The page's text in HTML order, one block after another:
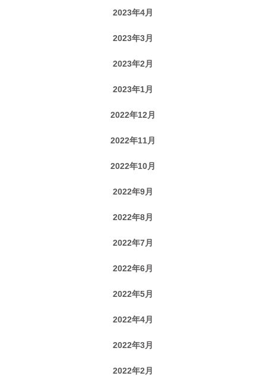
2023年4月
2023年3月
2023年2月
2023年1月
2022年12月
2022年11月
2022年10月
2022年9月
2022年8月
2022年7月
2022年6月
2022年5月
2022年4月
2022年3月
2022年2月